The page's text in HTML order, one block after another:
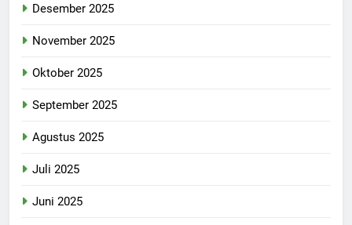
Desember 2025
November 2025
Oktober 2025
September 2025
Agustus 2025
Juli 2025
Juni 2025